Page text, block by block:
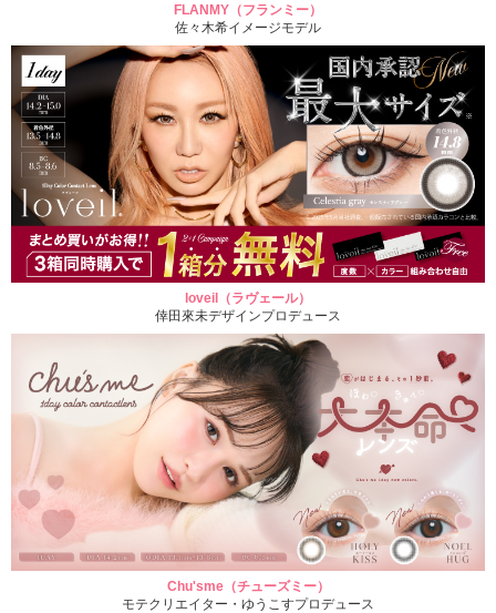
FLANMY（フランミー）
佐々木希イメージモデル
loveil（ラヴェール）
倖田來未デザインプロデュース
Chu'sme（チューズミー）
モテクリエイター・ゆうこすプロデュース